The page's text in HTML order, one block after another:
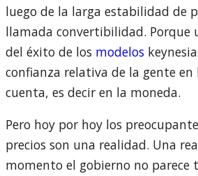
luego de la larga estabilidad de
llamada convertibilidad. Porque
del éxito de los modelos
confianza relativa de la gente
cuenta, es decir en la moneda.
Pero hoy por hoy los
precios son una realidad. Una
momento el gobierno no parece